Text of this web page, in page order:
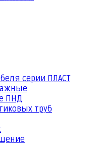
серии ПЛАСТ
ПНД
труб